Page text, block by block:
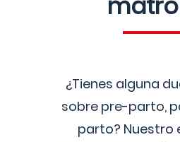
¿Tienes alguna
sobre pre-parto,
parto? Nuestro